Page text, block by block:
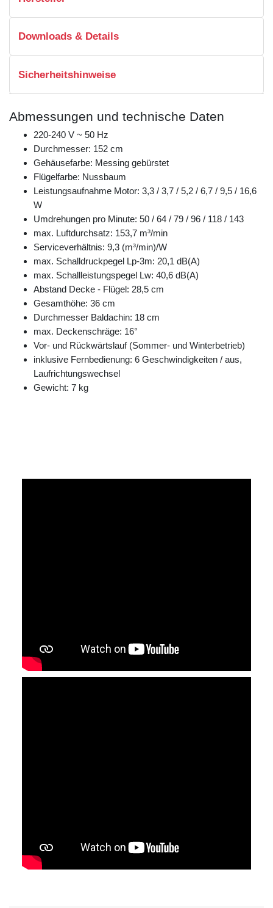
Downloads & Details
Sicherheitshinweise
Abmessungen und technische Daten
220-240 V ~ 50 Hz
Durchmesser: 152 cm
Gehäusefarbe: Messing gebürstet
Flügelfarbe: Nussbaum
Leistungsaufnahme Motor: 3,3 / 3,7 / 5,2 / 6,7 / 9,5 / 16,6
W
Umdrehungen pro Minute: 50 / 64 / 79 / 96 / 118 / 143
max. Luftdurchsatz: 153,7 m³/min
Serviceverhältnis: 9,3 (m³/min)/W
max. Schalldruckpegel Lp-3m: 20,1 dB(A)
max. Schallleistungspegel Lw: 40,6 dB(A)
Abstand Decke - Flügel: 28,5 cm
Gesamthöhe: 36 cm
Durchmesser Baldachin: 18 cm
max. Deckenschräge: 16°
Vor- und Rückwärtslauf (Sommer- und Winterbetrieb)
inklusive Fernbedienung: 6 Geschwindigkeiten / aus,
Laufrichtungswechsel
Gewicht: 7 kg